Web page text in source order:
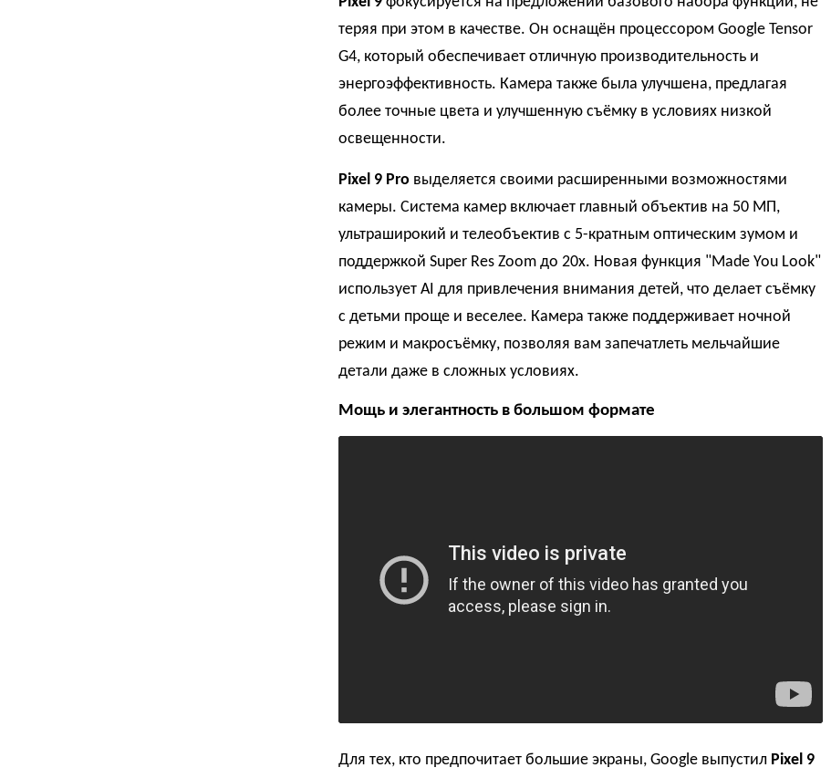
теряя при этом в качестве. Он оснащён процессором Google Tensor
G4, который обеспечивает отличную производительность и
энергоэффективность. Камера также была улучшена, предлагая
более точные цвета и улучшенную съёмку в условиях низкой
освещенности.
Pixel 9 Proвыделяется своими расширенными возможностями
камеры. Система камер включает главный объектив на 50 МП,
ультраширокий и телеобъектив с 5-кратным оптическим зумом и
поддержкой Super Res Zoom до 20x. Новая функция "Made You Look"
использует AI для привлечения внимания детей, что делает съёмку
с детьми проще и веселее. Камера также поддерживает ночной
режим и макросъёмку, позволяя вам запечатлеть мельчайшие
детали даже в сложных условиях.
Мощь и элегантность в большом формате
Для тех, кто предпочитает большие экраны, Google выпустил Pixel 9